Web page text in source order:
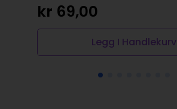
kr 69,00
Legg I Handlekurv